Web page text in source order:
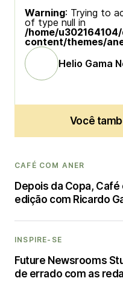
Warning: Trying to
of type null in
/home/
content/themes/
Helio Gama
Você
CAFÉ COM ANER
Depois da Copa,
edição com Ricardo
INSPIRE-SE
Future Newsrooms
de errado com as